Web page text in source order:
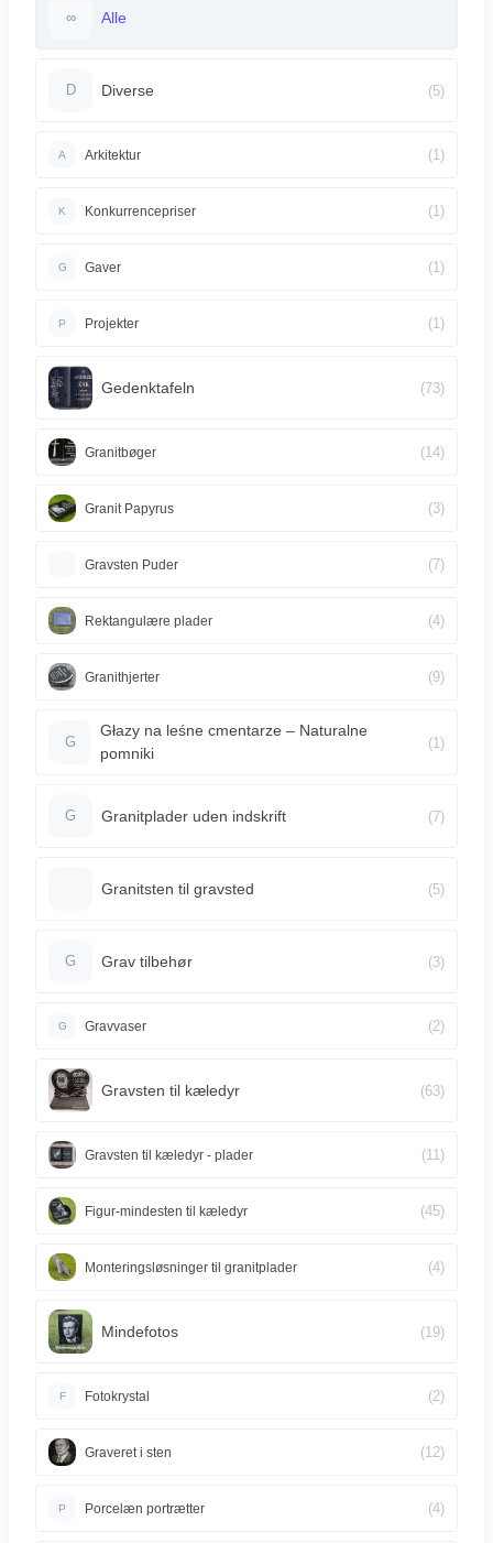
∞ Alle
D Diverse (5)
A Arkitektur (1)
K Konkurrencepriser (1)
G Gaver (1)
P Projekter (1)
Gedenktafeln (73)
Granitbøger (14)
Granit Papyrus (3)
Gravsten Puder (7)
Rektangulære plader (4)
Granithjerter (9)
G
Głazy na leśne cmentarze – Naturalne
pomniki
(1)
G Granitplader uden indskrift (7)
Granitsten til gravsted (5)
G Grav tilbehør (3)
G Gravvaser (2)
Gravsten til kæledyr (63)
Gravsten til kæledyr - plader (11)
Figur-mindesten til kæledyr (45)
Monteringsløsninger til granitplader (4)
Mindefotos (19)
F Fotokrystal (2)
Graveret i sten (12)
P Porcelæn portrætter (4)